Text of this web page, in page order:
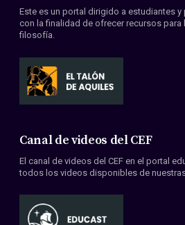
Convenios
Este es un portal dirigido a estudiantes
con la finalidad de ofrecer recursos para
filosofía.
Canal de videos del CEF
El canal de videos del CEF en el portal
todos los videos disponibles de